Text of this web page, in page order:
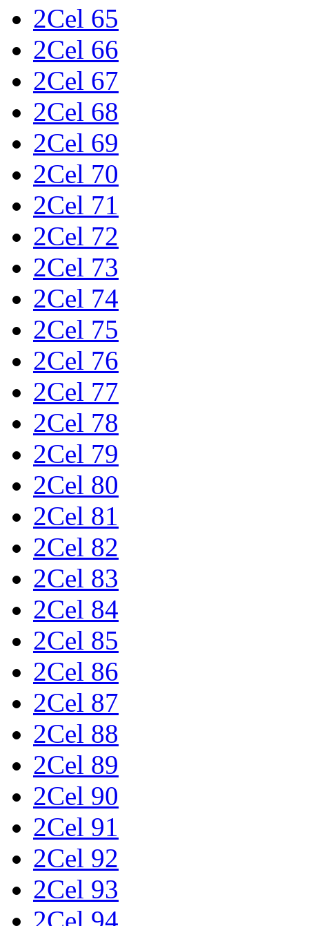
2Cel 65
2Cel 66
2Cel 67
2Cel 68
2Cel 69
2Cel 70
2Cel 71
2Cel 72
2Cel 73
2Cel 74
2Cel 75
2Cel 76
2Cel 77
2Cel 78
2Cel 79
2Cel 80
2Cel 81
2Cel 82
2Cel 83
2Cel 84
2Cel 85
2Cel 86
2Cel 87
2Cel 88
2Cel 89
2Cel 90
2Cel 91
2Cel 92
2Cel 93
2Cel 94